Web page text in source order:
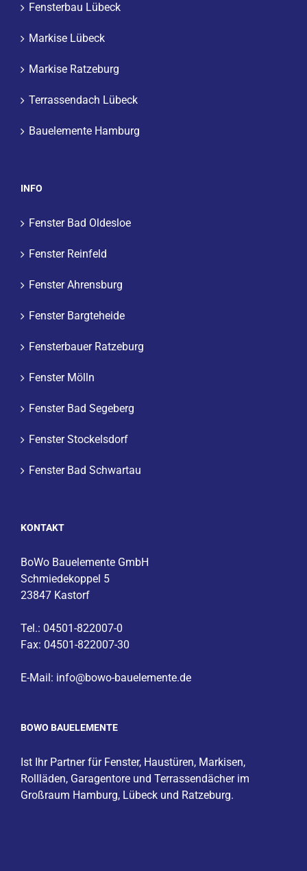
Fensterbau Lübeck
Markise Lübeck
Markise Ratzeburg
Terrassendach Lübeck
Bauelemente Hamburg
INFO
Fenster Bad Oldesloe
Fenster Reinfeld
Fenster Ahrensburg
Fenster Bargteheide
Fensterbauer Ratzeburg
Fenster Mölln
Fenster Bad Segeberg
Fenster Stockelsdorf
Fenster Bad Schwartau
KONTAKT
BoWo Bauelemente GmbH
Schmiedekoppel 5
23847 Kastorf
Tel.: 04501-822007-0
Fax: 04501-822007-30
E-Mail: info@bowo-bauelemente.de
BOWO BAUELEMENTE
Ist Ihr Partner für Fenster, Haustüren, Markisen,
Rollläden, Garagentore und Terrassendächer im
Großraum Hamburg, Lübeck und Ratzeburg.